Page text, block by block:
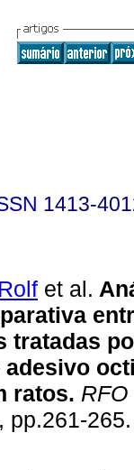
1413-
et al.
tratadas
ratos. RFO
pp.261-